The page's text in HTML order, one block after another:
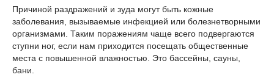
Причиной раздражений и зуда могут быть кожные
заболевания, вызываемые инфекцией или болезнетворными
организмами. Таким поражениям чаще всего подвергаются
ступни ног, если нам приходится посещать общественные
места с повышенной влажностью. Это бассейны, сауны,
бани.